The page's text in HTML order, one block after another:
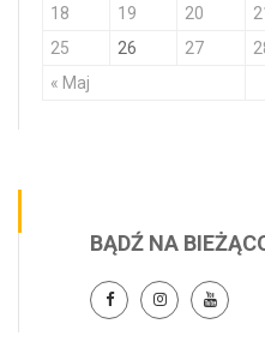
« Maj
18
19 20
25
26 27
BĄDŹ NA